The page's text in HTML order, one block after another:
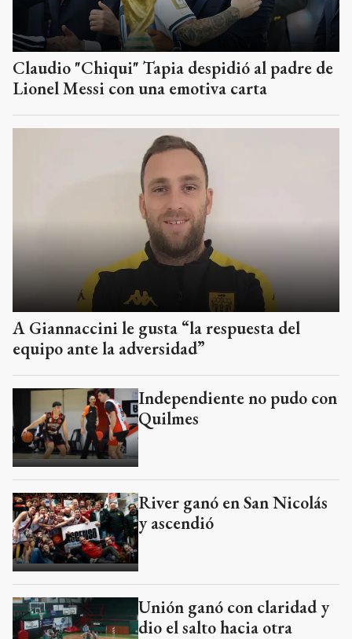
Claudio "Chiqui" Tapia despidió al padre de
Lionel Messi con una emotiva carta
A Giannaccini le gusta “la respuesta del
equipo ante la adversidad”
Independiente no pudo con
Quilmes
River ganó en San Nicolás
y ascendió
Unión ganó con claridad y
dio el salto hacia otra